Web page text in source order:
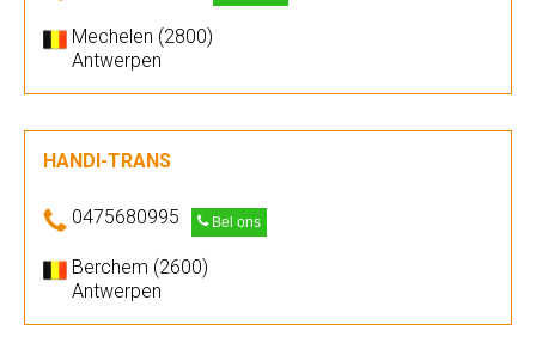
Mechelen (2800)
Antwerpen
HANDI-TRANS
0475680995 Bel ons
Berchem (2600)
Antwerpen